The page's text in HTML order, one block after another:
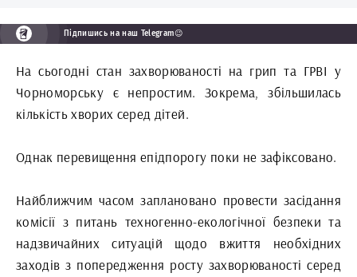
Підпишись на наш Telegram😉
На сьогодні стан захворюваності на грип та ГРВІ у
Чорноморську є непростим. Зокрема, збільшилась
кількість хворих серед дітей.
Однак перевищення епідпорогу поки не зафіксовано.
Найближчим часом заплановано провести засідання
комісії з питань техногенно-екологічної безпеки та
надзвичайних ситуацій щодо вжиття необхідних
заходів з попередження росту захворюваності серед